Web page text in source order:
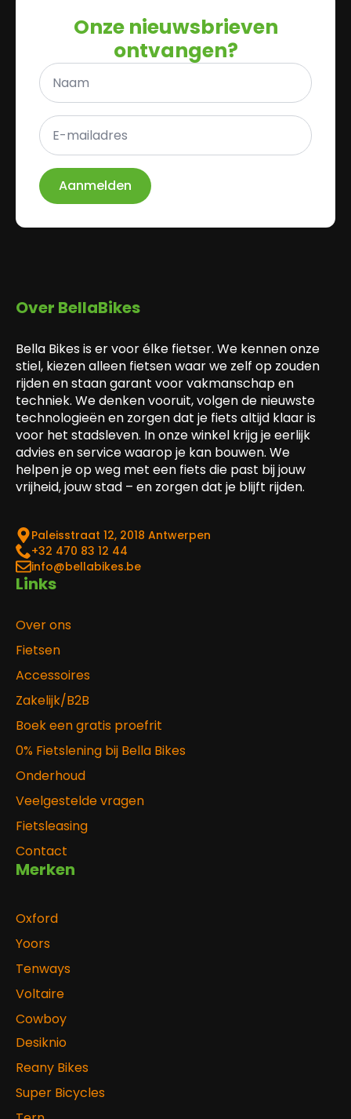
Onze nieuwsbrieven
ontvangen?
Naam
E-
mailadres
*
Aanmelden
Over BellaBikes
Bella Bikes is er voor élke fietser. We kennen onze
stiel, kiezen alleen fietsen waar we zelf op zouden
rijden en staan garant voor vakmanschap en
techniek. We denken vooruit, volgen de nieuwste
technologieën en zorgen dat je fiets altijd klaar is
voor het stadsleven. In onze winkel krijg je eerlijk
advies en service waarop je kan bouwen. We
helpen je op weg met een fiets die past bij jouw
vrijheid, jouw stad – en zorgen dat je blijft rijden.
Paleisstraat 12, 2018 Antwerpen
‎+32 470 83 12 44
info@bellabikes.be
Links
Over ons
Fietsen
Accessoires
Zakelijk/B2B
Boek een gratis proefrit
0% Fietslening bij Bella Bikes
Onderhoud
Veelgestelde vragen
Fietsleasing
Contact
Merken
Oxford
Yoors
Tenways
Voltaire
Cowboy
Desiknio
Reany Bikes
Super Bicycles